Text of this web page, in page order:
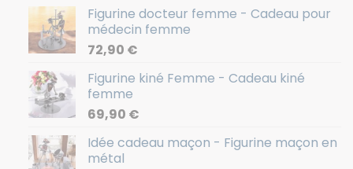
Figurine docteur femme - Cadeau pour
médecin femme
72,90 €
Figurine kiné Femme - Cadeau kiné
femme
69,90 €
Idée cadeau maçon - Figurine maçon en
métal